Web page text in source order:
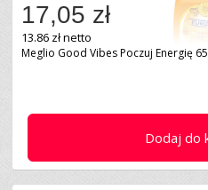
Dodaj do
17,05 zł
13.86 zł netto
Meglio Good Vibes Poczuj Energię